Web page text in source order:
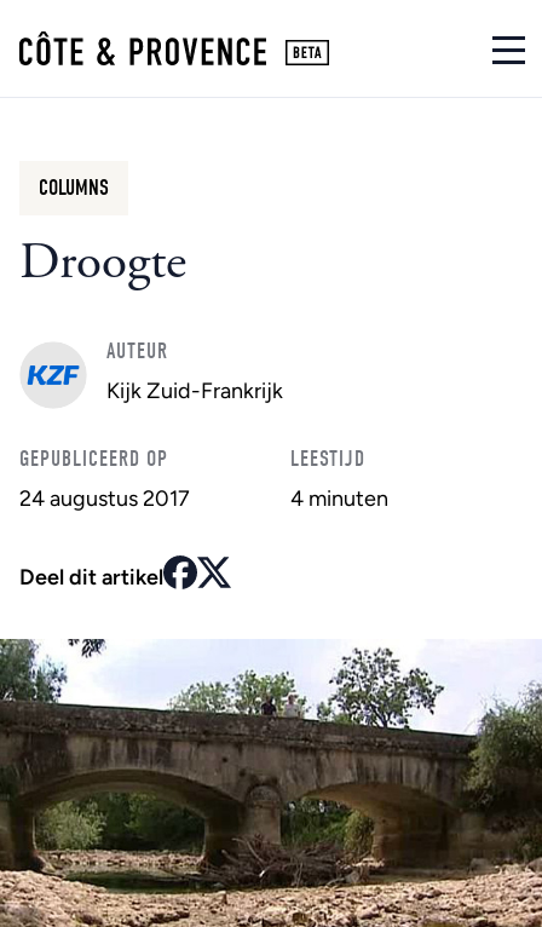
Droogte
COLUMNS
AUTEUR
Kijk Zuid-Frankrijk
GEPUBLICEERD OP
24 augustus 2017
LEESTIJD
4 minuten
Deel dit artikel